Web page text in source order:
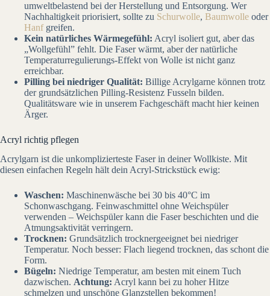
umweltbelastend bei der Herstellung und Entsorgung. Wer
Nachhaltigkeit priorisiert, sollte zu Schurwolle, Baumwolle oder
Hanfgreifen.
Kein natürliches Wärmegefühl: Acryl isoliert gut, aber das
„Wollgefühl” fehlt. Die Faser wärmt, aber der natürliche
Temperaturregulierungs-Effekt von Wolle ist nicht ganz
erreichbar.
Pilling bei niedriger Qualität: Billige Acrylgarne können trotz
der grundsätzlichen Pilling-Resistenz Fusseln bilden.
Qualitätsware wie in unserem Fachgeschäft macht hier keinen
Ärger.
Acryl richtig pflegen
Acrylgarn ist die unkomplizierteste Faser in deiner Wollkiste. Mit
diesen einfachen Regeln hält dein Acryl-Strickstück ewig:
Waschen: Maschinenwäsche bei 30 bis 40°C im
Schonwaschgang. Feinwaschmittel ohne Weichspüler
verwenden – Weichspüler kann die Faser beschichten und die
Atmungsaktivität verringern.
Trocknen: Grundsätzlich trocknergeeignet bei niedriger
Temperatur. Noch besser: Flach liegend trocknen, das schont die
Form.
Bügeln: Niedrige Temperatur, am besten mit einem Tuch
dazwischen. Achtung: Acryl kann bei zu hoher Hitze
schmelzen und unschöne Glanzstellen bekommen!